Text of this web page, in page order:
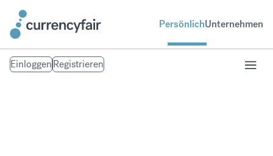
PersönlichUnternehmen
EinloggenRegistrieren